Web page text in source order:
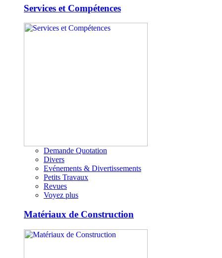
Services et Compétences
Demande Quotation
Divers
Evénements & Divertissements
Petits Travaux
Revues
Voyez plus
Matériaux de Construction